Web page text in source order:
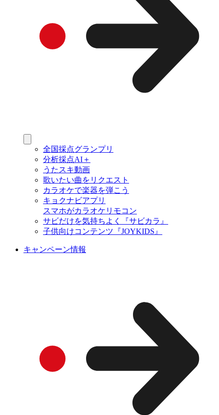
全国採点グランプリ
分析採点AI＋
うたスキ動画
歌いたい曲をリクエスト
カラオケで楽器を弾こう
キョクナビアプリ
スマホがカラオケリモコン
サビだけを気持ちよく『サビカラ』
子供向けコンテンツ『JOYKIDS』
キャンペーン情報